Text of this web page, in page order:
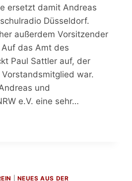
ersetzt damit Andreas
Düsseldorf.
außerdem Vorsitzender
das Amt des
Paul Sattler auf, der
war.
und
e.V. eine sehr…
NEUES AUS DER